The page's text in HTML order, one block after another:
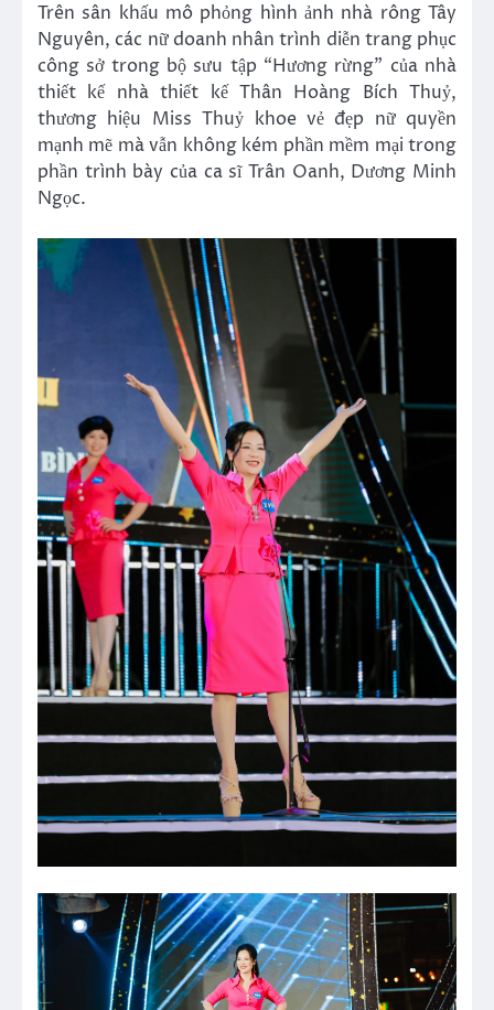
Trên sân khấu mô phỏng hình ảnh nhà rông Tây
Nguyên, các nữ doanh nhân trình diễn trang phục
công sở trong bộ sưu tập “Hương rừng” của nhà
thiết kế nhà thiết kế Thân Hoàng Bích Thuỷ,
thương hiệu Miss Thuỷ khoe vẻ đẹp nữ quyền
mạnh mẽ mà vẫn không kém phần mềm mại trong
phần trình bày của ca sĩ Trân Oanh, Dương Minh
Ngọc.